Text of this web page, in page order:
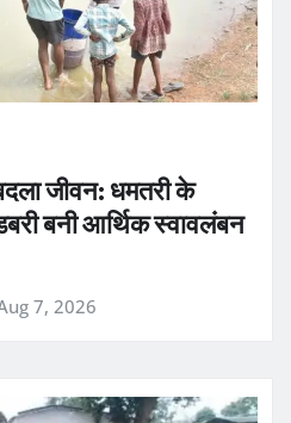
जीवन: धमतरी के
बनी आर्थिक स्वावलंबन
7, 2026